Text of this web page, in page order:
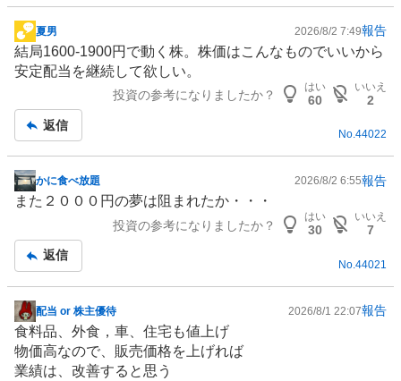
掲
示
板
夏男 2026/8/2 7:49報告
結局1600-1900円で動く株。株価はこんなものでいいから
安定配当を継続して欲しい。
投資の参考になりましたか？
はい
60
いいえ
2
返信
No.44022
掲
示
事
かに食べ放題 2026/8/2 6:55報告
また２０００円の夢は阻まれたか・・・
投資の参考になりましたか？
はい
30
いいえ
7
返信
No. 44021
掲
示
板
配当 or 株主優待 2026/8/1 22:07報告
食料品、 外食 ，車、 住宅 も値上げ
物価高なので、販売価格を上げれば
業績は、改善すると思う